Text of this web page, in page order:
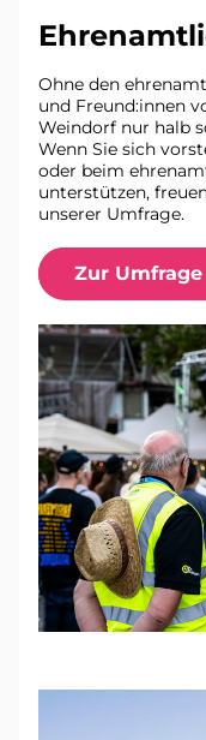
Ohne den
und Freund:innen
Weindorf nur halb
Wenn Sie sich
oder beim
unterstützen,
unserer Umfrage.
Zur Umfrage